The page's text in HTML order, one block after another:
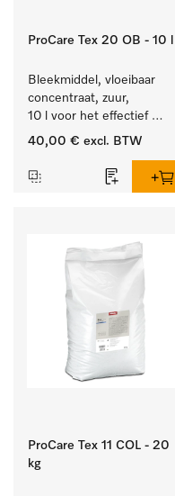
ProCare Tex 20 OB - 10 l
Bleekmiddel, vloeibaar
concentraat, zuur,
10 l voor het effectief
verwijderen van
40,00 € excl. BTW
ProCare Tex 11 COL - 20
kg